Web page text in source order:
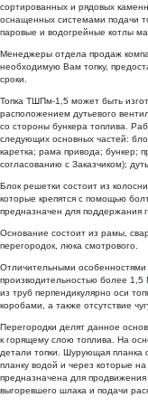
сортированных и рядовых
оснащенных системами подачи
паровые и водогрейные котлы
Менеджеры отдела продаж
необходимую Вам топку,
сроки.
Топка ТШПм-1,5 может быть
расположением дутьевого
со стороны бункера топлива.
следующих основных частей:
каретка; рама привода; бункер;
согласованию с Заказчиком);
Блок решетки состоит из
которые крепятся с помощью
предназначен для поддержания
Основание состоит из рамы,
перегородок, люка смотрового.
Отличительными
производительностью более
из труб перпендикулярно оси
коробами, а также отсутствие
Перегородки делят данное
к горящему слою топлива. На
детали топки. Шурующая планка
планку водой и через которые
предназначена для
выгоревшего шлака и подачи